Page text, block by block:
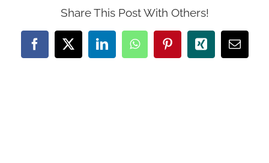
Share This Post With Others!
Facebook
X LinkedInWhatsAppPinterestXing Email